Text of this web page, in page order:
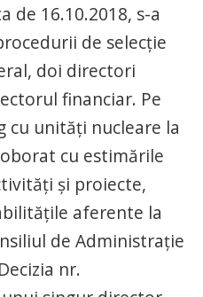
de 16.10.2018, s-a
de selecţie
doi directori
financiar. Pe
cu unităţi nucleare la
cu estimările
şi proiecte,
aferente la
de Administraţie
nr.